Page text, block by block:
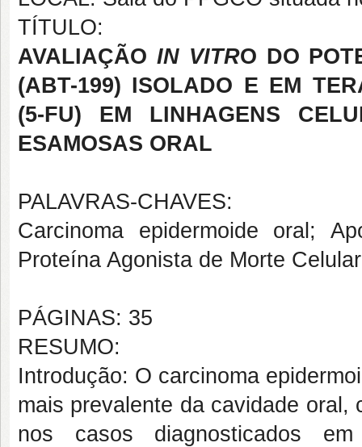
TÍTULO:
AVALIAÇÃO IN VITRO DO
(ABT-199) ISOLADO E EM
(5-FU) EM LINHAGENS
ESAMOSAS ORAL
PALAVRAS-CHAVES:
Carcinoma epidermoide oral;
Proteína Agonista de Morte
PÁGINAS: 35
RESUMO:
Introdução: O carcinoma
mais prevalente da cavidade oral,
nos casos diagnosticados